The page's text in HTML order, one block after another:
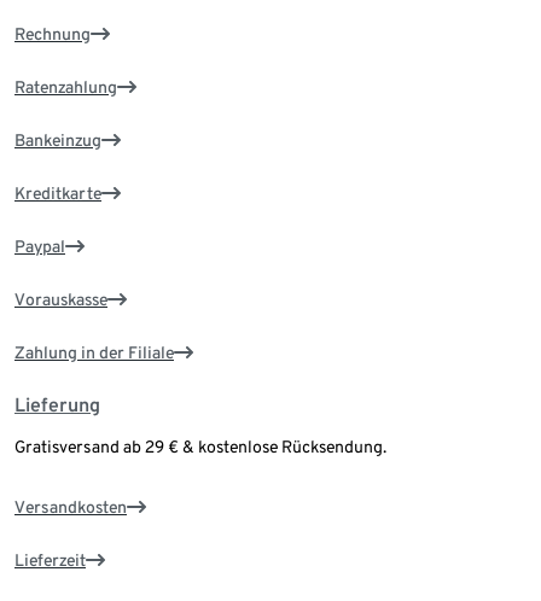
Rechnung
Ratenzahlung
Bankeinzug
Kreditkarte
Paypal
Vorauskasse
Zahlung in der Filiale
Lieferung
Gratisversand ab 29 € & kostenlose Rücksendung.
Versandkosten
Lieferzeit